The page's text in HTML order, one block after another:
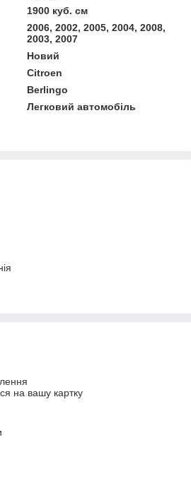
1900 куб. см
2006, 2002, 2005, 2004, 2008,
2003, 2007
Новий
Citroen
Berlingo
Легковий автомобіль
на вашу картку